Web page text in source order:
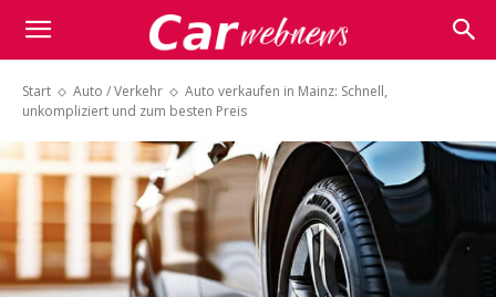
Carwebnews.com
Start Auto / Verkehr
Auto verkaufen in Mainz: Schnell,
unkompliziert und zum besten Preis